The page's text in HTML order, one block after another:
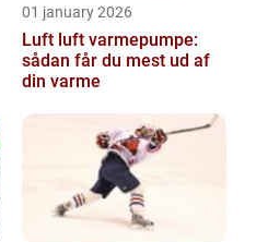
01 january 2026
Luft luft varmepumpe:
sådan får du mest ud af
din varme